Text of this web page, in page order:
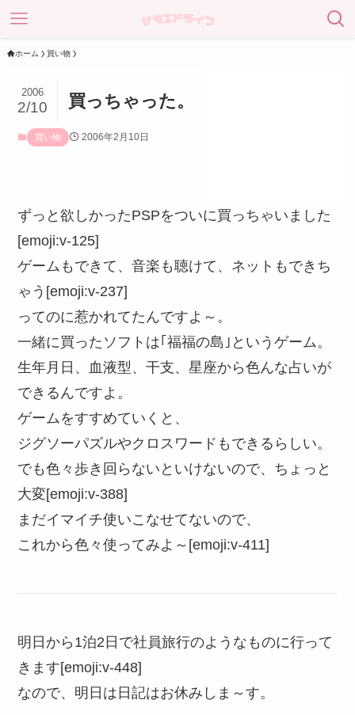
ホーム 買い物
買っちゃった。
2006
2/10
買い物 2006年2月10日
ずっと欲しかったPSPをついに買っちゃいました
[emoji:v-125]
ゲームもできて、音楽も聴けて、ネットもできち
ゃう[emoji:v-237]
ってのに惹かれてたんですよ～。
一緒に買ったソフトは｢福福の島｣というゲーム。
生年月日、血液型、干支、星座から色んな占いが
できるんですよ。
ゲームをすすめていくと、
ジグソーパズルやクロスワードもできるらしい。
でも色々歩き回らないといけないので、ちょっと
大変[emoji:v-388]
まだイマイチ使いこなせてないので、
これから色々使ってみよ～[emoji:v-411]
明日から1泊2日で社員旅行のようなものに行って
きます[emoji:v-448]
なので、明日は日記はお休みしま～す。